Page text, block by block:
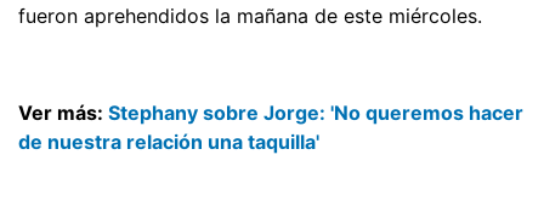
fueron aprehendidos la mañana de este miércoles.
Ver más: Stephany sobre Jorge: 'No queremos hacer
de nuestra relación una taquilla'